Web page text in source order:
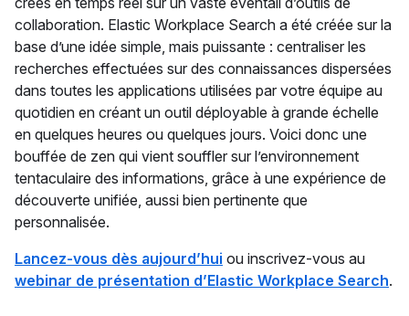
collaboration. Elastic Workplace Search a été créée sur la
base d’une idée simple, mais puissante : centraliser les
recherches effectuées sur des connaissances dispersées
dans toutes les applications utilisées par votre équipe au
quotidien en créant un outil déployable à grande échelle
en quelques heures ou quelques jours. Voici donc une
bouffée de zen qui vient souffler sur l’environnement
tentaculaire des informations, grâce à une expérience de
découverte unifiée, aussi bien pertinente que
personnalisée.
Lancez-vous dès aujourd’hui ou inscrivez-vous au
webinar de présentation d’Elastic Workplace Search.